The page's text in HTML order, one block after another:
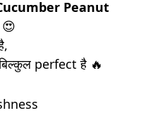
Peanut
😍
perfect है 🔥